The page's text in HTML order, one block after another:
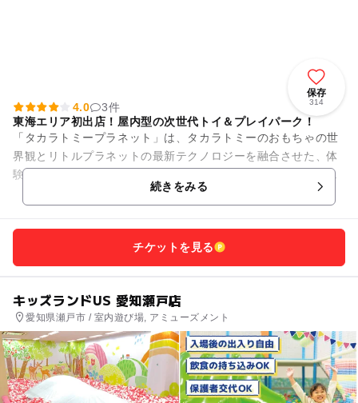
保存
314
4.0
3件
東海エリア初出店！屋内型の次世代トイ＆プレイパーク！
「タカラトミープラネット」は、タカラトミーのおもちゃの世
界観とリトルプラネットの最新テクノロジーを融合させた、体
験型アトラクションを楽しめる屋内型の次世代トイ＆プレイパ
続きをみる
チケットを見る
キッズランドUS 愛知瀬戸店
愛知県瀬戸市 / 室内遊び場, アミューズメント